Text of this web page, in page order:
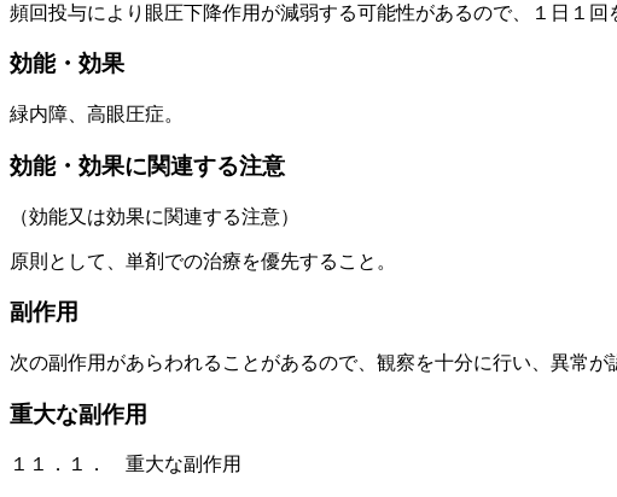
頻回投与により眼圧下降作用が減弱する可能性があるので、１日１回
効能・効果
緑内障、高眼圧症。
効能・効果に関連する注意
（効能又は効果に関連する注意）
原則として、単剤での治療を優先すること。
副作用
次の副作用があらわれることがあるので、観察を十分に行い、異常
重大な副作用
１１．１． 重大な副作用